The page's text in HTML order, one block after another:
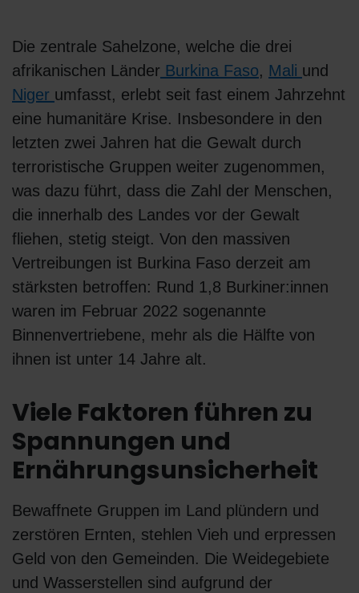
Die zentrale Sahelzone, welche die drei
afrikanischen Länder Burkina Faso, Mali und
Niger umfasst, erlebt seit fast einem Jahrzehnt
eine humanitäre Krise. Insbesondere in den
letzten zwei Jahren hat die Gewalt durch
terroristische Gruppen weiter zugenommen,
was dazu führt, dass die Zahl der Menschen,
die innerhalb des Landes vor der Gewalt
fliehen, stetig steigt. Von den massiven
Vertreibungen ist Burkina Faso derzeit am
stärksten betroffen: Rund 1,8 Burkiner:innen
waren im Februar 2022 sogenannte
Binnenvertriebene, mehr als die Hälfte von
ihnen ist unter 14 Jahre alt.
Viele Faktoren führen zu
Spannungen und
Ernährungsunsicherheit
Bewaffnete Gruppen im Land plündern und
zerstören Ernten, stehlen Vieh und erpressen
Geld von den Gemeinden. Die Weidegebiete
und Wasserstellen sind aufgrund der